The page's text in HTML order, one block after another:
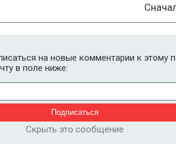
на новые комментарии к этому
в поле ниже:
Скрыть это сообщение